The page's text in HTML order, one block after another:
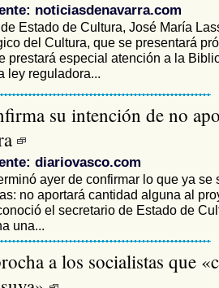
noticiasdenavarra.com
Estado de Cultura, José María
del Cultura, que se presentará
prestará especial atención a la
ley reguladora...
su intención de no
diariovasco.com
ayer de confirmar lo que ya se
no aportará cantidad alguna al
el secretario de Estado de
una...
a los socialistas que